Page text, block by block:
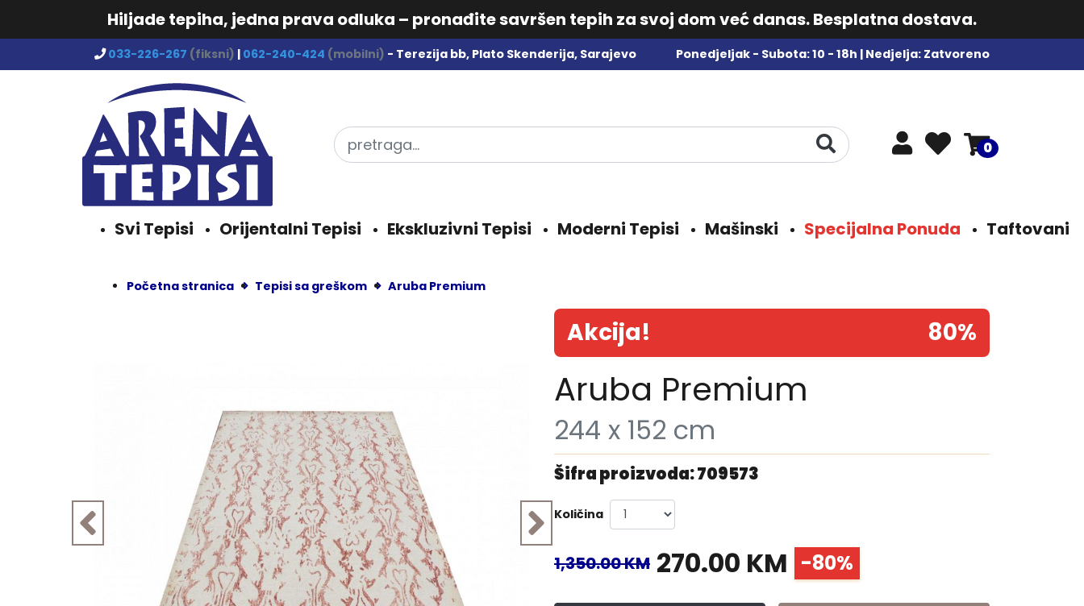
Hiljade tepiha, jedna prava odluka – pronađite savršen tepih za svoj dom već danas. Besplatna dostava.
033-226-267 (fiksni) | 062-240-424 (mobilni) - Terezija bb, Plato Skenderija, Sarajevo Ponedjeljak - Subota: 10 - 18h | Nedjelja: Zatvoreno
0
Svi Tepisi Orijentalni Tepisi Ekskluzivni Tepisi Moderni Tepisi Mašinski Specijalna Ponuda Taftovani
Početna stranica Tepisi sa greškom Aruba Premium
Akcija! 80%
Aruba Premium
244 x 152 cm
Šifra proizvoda: 709573
Količina
1,350.00 KM 270.00 KM -80%